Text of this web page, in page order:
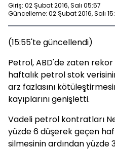
Giriş: 02 Şubat 2016, Salı 05:57
Güncelleme: 02 Şubat 2016, Salı
(15:55'te güncellendi)
Petrol, ABD'de zaten
haftalık petrol stok
arz fazlasını
kayıplarını genişletti.
Vadeli petrol kontratları
yüzde 6 düşerek geçen
silmesinin ardından yüzde